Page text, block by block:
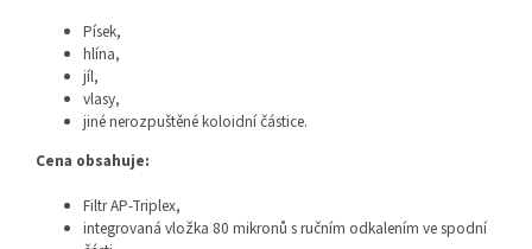
Písek,
hlína,
jíl,
vlasy,
jiné nerozpuštěné koloidní částice.
Cena obsahuje:
Filtr AP-Triplex,
integrovaná vložka 80 mikronů s ručním odkalením ve spodní